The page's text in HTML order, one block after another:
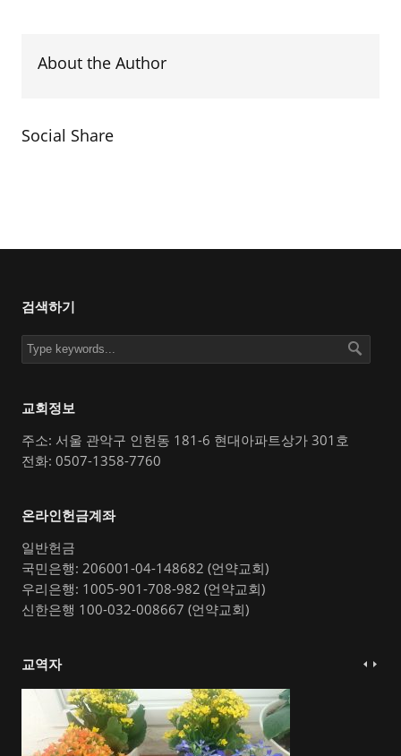
About the Author
Social Share
검색하기
교회정보
주소: 서울 관악구 인헌동 181-6 현대아파트상가 301호
전화: 0507-1358-7760
온라인헌금계좌
일반헌금
국민은행: 206001-04-148682 (언약교회)
우리은행: 1005-901-708-982 (언약교회)
신한은행 100-032-008667 (언약교회)
교역자